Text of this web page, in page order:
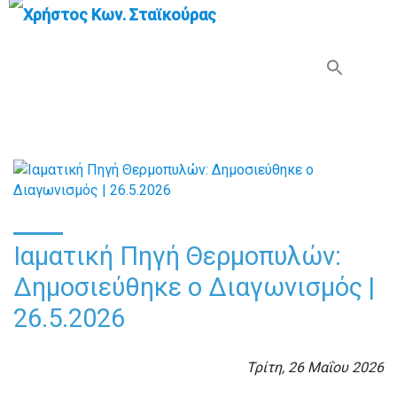
Ιαματική Πηγή Θερμοπυλών:
Δημοσιεύθηκε ο Διαγωνισμός |
26.5.2026
Τρίτη, 26 Μαΐου 2026